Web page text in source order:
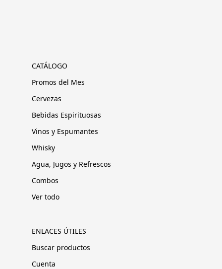
CATÁLOGO
Promos del Mes
Cervezas
Bebidas Espirituosas
Vinos y Espumantes
Whisky
Agua, Jugos y Refrescos
Combos
Ver todo
ENLACES ÚTILES
Buscar productos
Cuenta